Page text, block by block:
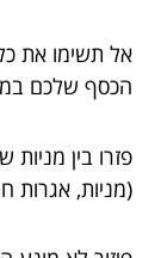
אל תשימו את
הכסף שלכם
פזרו בין מניות
(מניות, אגרות